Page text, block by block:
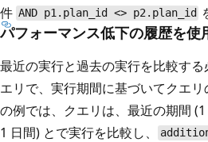
件 AND p1.plan_id <> p2.plan_id
パフォーマンス低下の履歴を使
最近の実行と過去の実行を比較す
エリで、実行期間に基づいてクエ
の例では、クエリは、最近の期間
1 日間) とで実行を比較し、